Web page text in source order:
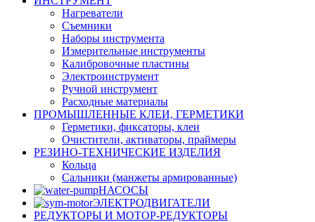
Нагреватели
Съемники
Наборы инструмента
Измерительные инструменты
Калибровочные пластины
Электроинструмент
Ручной инструмент
Расходные материалы
ПРОМЫШЛЕННЫЕ КЛЕИ, ГЕРМЕТИКИ
Герметики, фиксаторы, клеи
Очистители, активаторы, праймеры
РЕЗИНО-ТЕХНИЧЕСКИЕ ИЗДЕЛИЯ
Кольца
Сальники (манжеты армированные)
НАСОСЫ
ЭЛЕКТРОДВИГАТЕЛИ
РЕДУКТОРЫ И МОТОР-РЕДУКТОРЫ